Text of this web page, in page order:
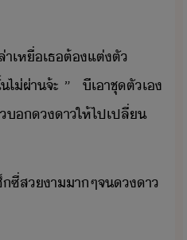
า​เหื่​เธ​ต้​แต่ตั​
่​ผ่า​จ้ะ​ ​”​ ​ ​ีเา​ชุ​ตัเ​
า​ให้​ไป​เปลี่​
ซี่​สา​า​ๆ​จ​า​